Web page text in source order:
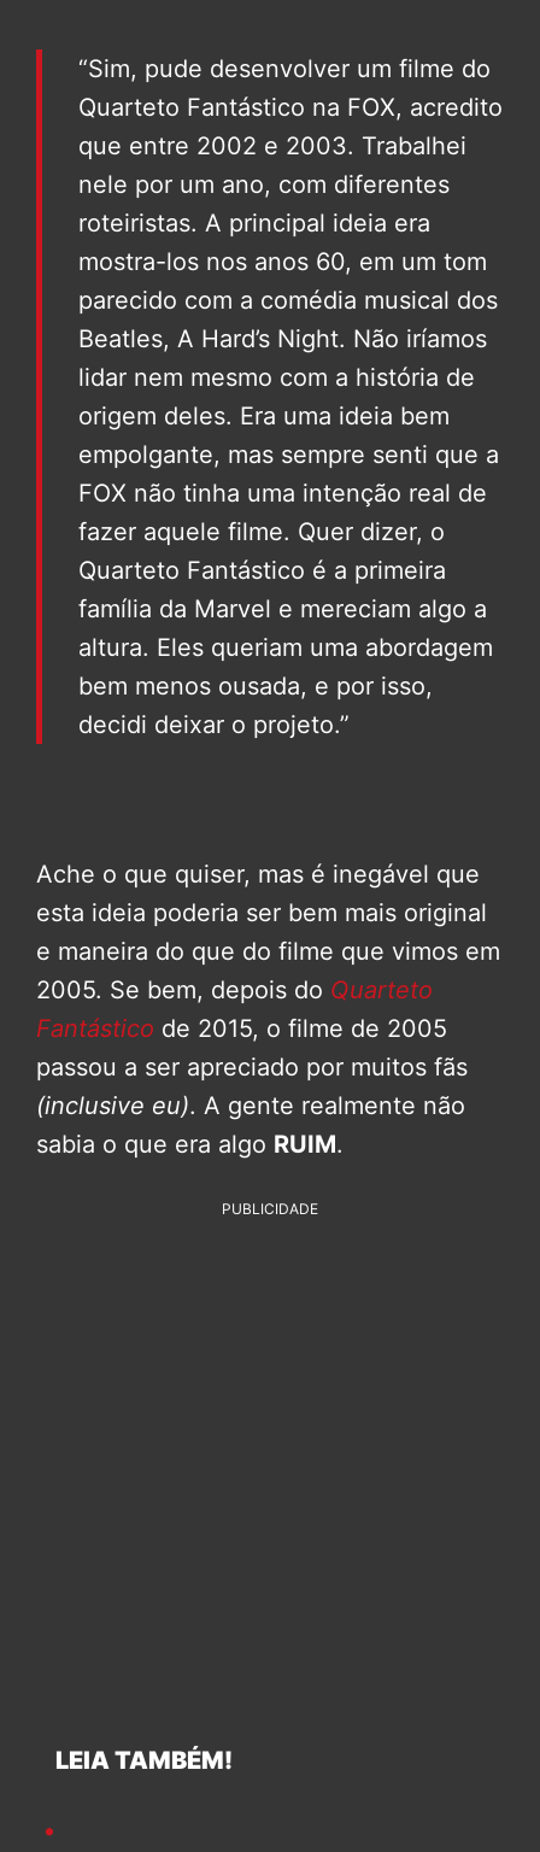
“Sim, pude desenvolver um filme do
Quarteto Fantástico na FOX, acredito
que entre 2002 e 2003. Trabalhei
nele por um ano, com diferentes
roteiristas. A principal ideia era
mostra-los nos anos 60, em um tom
parecido com a comédia musical dos
Beatles, A Hard’s Night. Não iríamos
lidar nem mesmo com a história de
origem deles. Era uma ideia bem
empolgante, mas sempre senti que a
FOX não tinha uma intenção real de
fazer aquele filme. Quer dizer, o
Quarteto Fantástico é a primeira
família da Marvel e mereciam algo a
altura. Eles queriam uma abordagem
bem menos ousada, e por isso,
decidi deixar o projeto.”
Ache o que quiser, mas é inegável que
esta ideia poderia ser bem mais original
e maneira do que do filme que vimos em
2005. Se bem, depois do Quarteto
Fantástico de 2015, o filme de 2005
passou a ser apreciado por muitos fãs
(inclusive eu). A gente realmente não
sabia o que era algo RUIM.
PUBLICIDADE
LEIA TAMBÉM!